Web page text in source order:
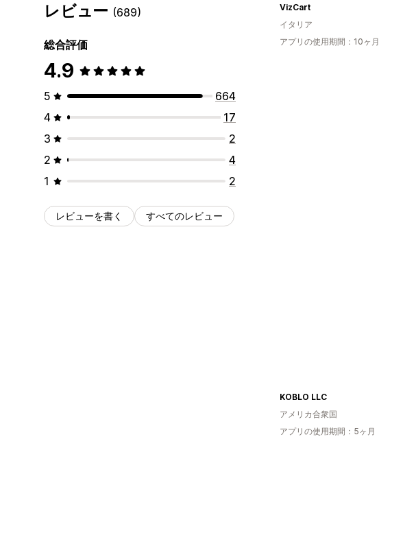
レビュー (689)
総合評価
4.9
5
664
4
17
3
2
2
4
1
2
レビューを書く すべてのレビュー
VizCart
イタリア
アプリの使用期間：10ヶ月
KOBLO LLC
アメリカ合衆国
アプリの使用期間：5ヶ月